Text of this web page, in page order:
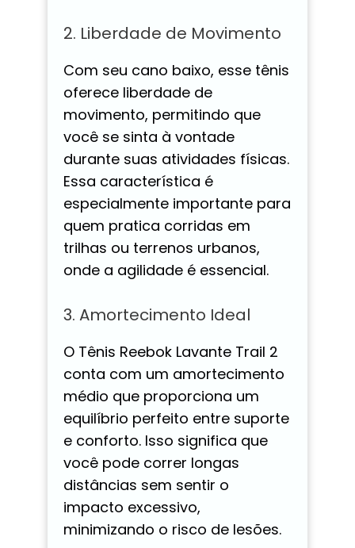
2. Liberdade de Movimento
Com seu cano baixo, esse tênis
oferece liberdade de
movimento, permitindo que
você se sinta à vontade
durante suas atividades físicas.
Essa característica é
especialmente importante para
quem pratica corridas em
trilhas ou terrenos urbanos,
onde a agilidade é essencial.
3. Amortecimento Ideal
O Tênis Reebok Lavante Trail 2
conta com um amortecimento
médio que proporciona um
equilíbrio perfeito entre suporte
e conforto. Isso significa que
você pode correr longas
distâncias sem sentir o
impacto excessivo,
minimizando o risco de lesões.